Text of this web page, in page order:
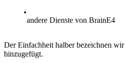
andere Dienste von BrainE4
Der Einfachheit halber bezeichnen
hinzugefügt.